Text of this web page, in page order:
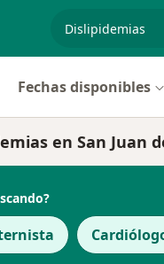
Fechas disponibles
en San Juan